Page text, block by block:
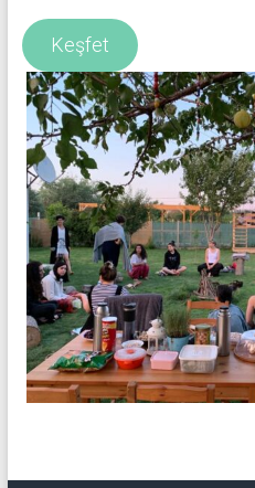
Keşfet